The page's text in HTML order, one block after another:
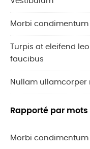
Morbi
Turpis at eleifend
faucibus
Nullam ullamcorper
Rapporté par mots
Morbi